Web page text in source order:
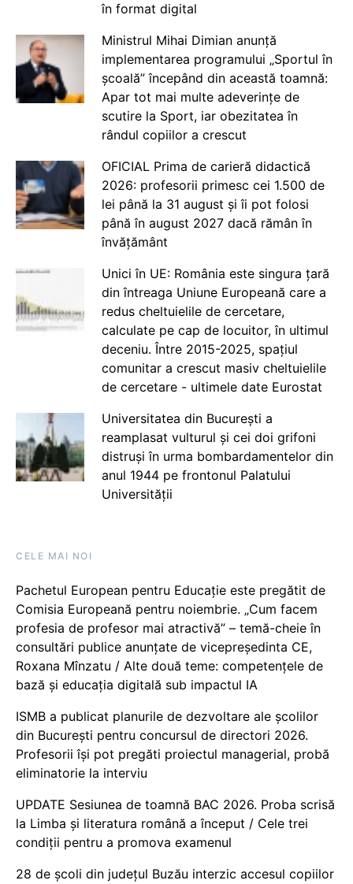
în format digital
Ministrul Mihai Dimian anunță
implementarea programului „Sportul în
școală” începând din această toamnă:
Apar tot mai multe adeverințe de
scutire la Sport, iar obezitatea în
rândul copiilor a crescut
OFICIAL Prima de carieră didactică
2026: profesorii primesc cei 1.500 de
lei până la 31 august și îi pot folosi
până în august 2027 dacă rămân în
învățământ
Unici în UE: România este singura țară
din întreaga Uniune Europeană care a
redus cheltuielile de cercetare,
calculate pe cap de locuitor, în ultimul
deceniu. Între 2015-2025, spațiul
comunitar a crescut masiv cheltuielile
de cercetare - ultimele date Eurostat
Universitatea din București a
reamplasat vulturul și cei doi grifoni
distruși în urma bombardamentelor din
anul 1944 pe frontonul Palatului
Universității
CELE MAI NOI
Pachetul European pentru Educație este pregătit de
Comisia Europeană pentru noiembrie. „Cum facem
profesia de profesor mai atractivă” – temă-cheie în
consultări publice anunțate de vicepreședinta CE,
Roxana Mînzatu / Alte două teme: competențele de
bază și educația digitală sub impactul IA
ISMB a publicat planurile de dezvoltare ale școlilor
din București pentru concursul de directori 2026.
Profesorii își pot pregăti proiectul managerial, probă
eliminatorie la interviu
UPDATE Sesiunea de toamnă BAC 2026. Proba scrisă
la Limba și literatura română a început / Cele trei
condiții pentru a promova examenul
28 de școli din județul Buzău interzic accesul copiilor